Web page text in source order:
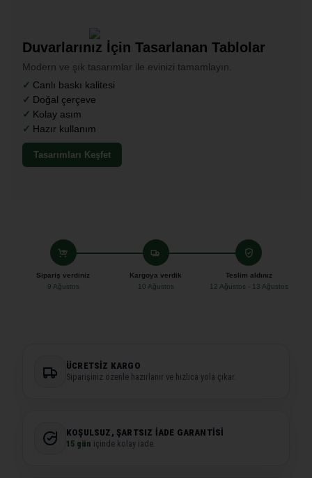
Duvarlarınız İçin Tasarlanan Tablolar
Modern ve şık tasarımlar ile evinizi tamamlayın.
Canlı baskı kalitesi
Doğal çerçeve
Kolay asım
Hazır kullanım
Tasarımları Keşfet
Sipariş verdiniz
9 Ağustos
Kargoya verdik
10 Ağustos
Teslim aldınız
12 Ağustos - 13 Ağustos
ÜCRETSIZ KARGO
Siparişiniz özenle hazırlanır ve hızlıca yola çıkar.
KOŞULSUZ, ŞARTSIZ İADE GARANTISI
15 gün içinde kolay iade.